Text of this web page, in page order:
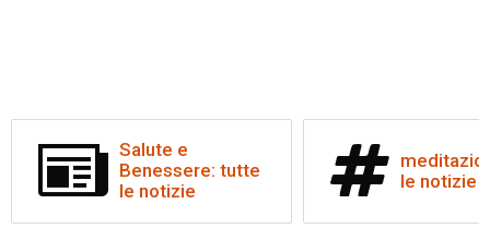
Salute e
Benessere: tutte
le notizie
le notizie